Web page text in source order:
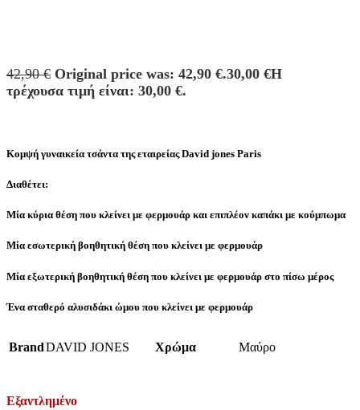
42,90€ Original price was: 42,90 €.30,00 €Η
τρέχουσα τιμή είναι: 30,00 €.
Κομψή γυναικεία τσάντα της εταιρείας David jones Paris
Διαθέτει:
Μία κύρια θέση που κλείνει με φερμουάρ και επιπλέον καπάκι με κούμπωμα
Μία εσωτερική βοηθητική θέση που κλείνει με φερμουάρ
Μία εξωτερική βοηθητική θέση που κλείνει με φερμουάρ στο πίσω μέρος
Ένα σταθερό αλυσιδάκι ώμου που κλείνει με φερμουάρ
BrandDAVID JONES Χρώμα Μαύρο
Εξαντλημένο